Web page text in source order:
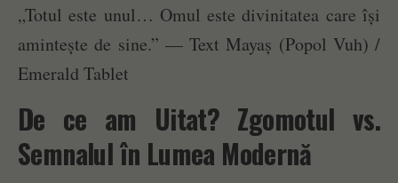
„Totul este unul… Omul este divinitatea care își
amintește de sine.” — Text Mayaș (Popol Vuh) /
Emerald Tablet
De ce am Uitat? Zgomotul vs.
Semnalul în Lumea Modernă